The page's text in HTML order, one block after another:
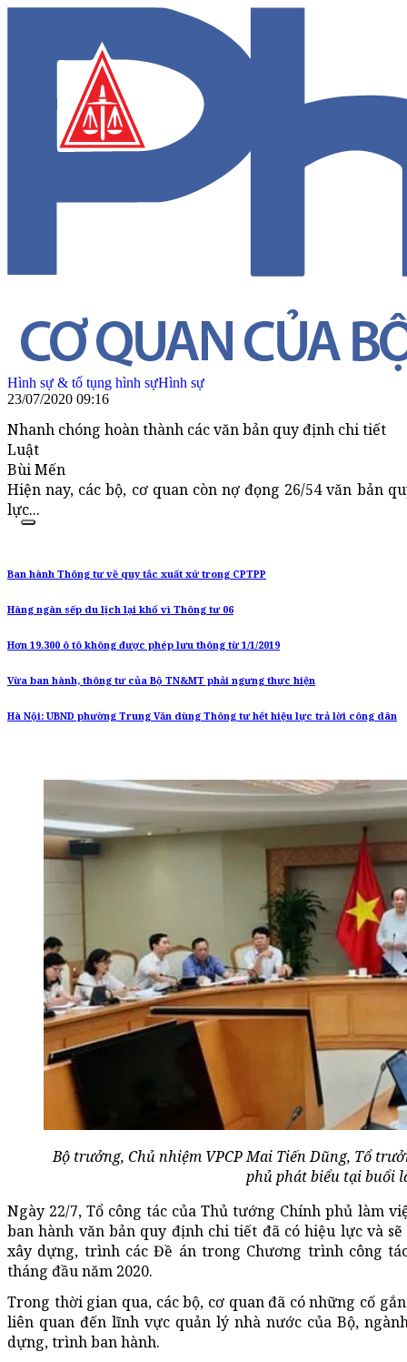
Hình sự & tố tụng hình sựHình sự
23/07/2020 09:16
Nhanh chóng hoàn thành các văn bản quy định chi tiết
Luật
Bùi Mến
Hiện nay, các bộ, cơ quan còn nợ đọng 26/54 văn bản
lực...
Ban hành Thông tư về quy tắc xuất xứ trong CPTPP
Hàng ngàn sếp du lịch lại khổ vì Thông tư 06
Hơn 19.300 ô tô không được phép lưu thông từ 1/1/2019
Vừa ban hành, thông tư của Bộ TN&MT phải ngưng thực hiện
Hà Nội: UBND phường Trung Văn dùng Thông tư hết hiệu lực trả lời công dân
Bộ trưởng, Chủ nhiệm VPCP Mai Tiến Dũng, Tổ
phủ phát biểu tại buổi
Ngày 22/7, Tổ công tác của Thủ tướng Chính phủ làm
ban hành văn bản quy định chi tiết đã có hiệu lực và
xây dựng, trình các Đề án trong Chương trình công
tháng đầu năm 2020.
Trong thời gian qua, các bộ, cơ quan đã có những cố
liên quan đến lĩnh vực quản lý nhà nước của Bộ,
dựng, trình ban hành.